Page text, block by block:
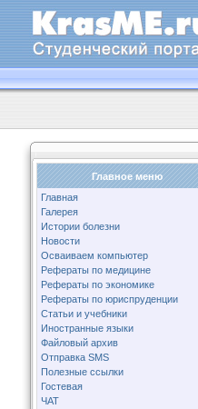
Главное меню
Главная
Галерея
Истории болезни
Новости
Осваиваем компьютер
Рефераты по медицине
Рефераты по экономике
Рефераты по юриспруденции
Статьи и учебники
Иностранные языки
Файловый архив
Отправка SMS
Полезные ссылки
Гостевая
ЧАТ